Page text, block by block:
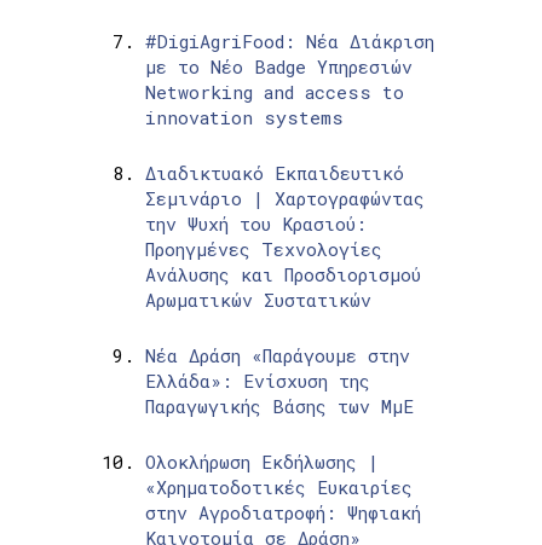
#DigiAgriFood: Νέα Διάκριση
με το Νέο Badge Υπηρεσιών
Networking and access to
innovation systems
Διαδικτυακό Εκπαιδευτικό
Σεμινάριο | Χαρτογραφώντας
την Ψυχή του Κρασιού:
Προηγμένες Τεχνολογίες
Ανάλυσης και Προσδιορισμού
Αρωματικών Συστατικών
Νέα Δράση «Παράγουμε στην
Ελλάδα»: Ενίσχυση της
Παραγωγικής Βάσης των ΜμΕ
Ολοκλήρωση Εκδήλωσης |
«Χρηματοδοτικές Ευκαιρίες
στην Αγροδιατροφή: Ψηφιακή
Καινοτομία σε Δράση»